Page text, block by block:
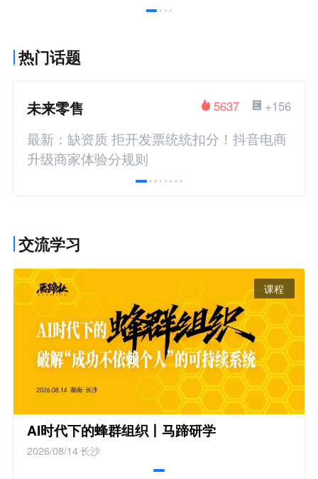
热门话题
未来零售 +156
5637
最新：缺资质 拒开发票统统扣分！抖音电商
升级商家体验分规则
交流学习
课程
AI时代下的蜂群组织丨马蹄研学
2026/08/14长沙